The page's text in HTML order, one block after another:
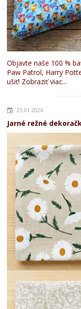
Objavte naše 100 %
Paw Patrol, Harry
ušiť! Zobraziť viac...
23.01.2026
Jarné režné